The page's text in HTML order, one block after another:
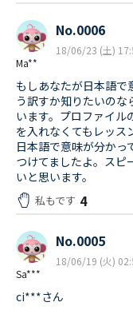
Ma**
No.0006
18/06/23 (土)
もしあなたが日本語で
う訳すか知りたいの
います。プロファイル
を入れなくてもレッ
日本語で意味が分か
つけてましたよ。スピ
いと思います。
私もです 4
Sa***
No.0005
18/06/19 (火)
ci***さん